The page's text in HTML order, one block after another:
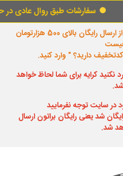
سفارشات طبق روال عادی در حال
توجه مهم : حتما برای بهره مندی از ارسال رایگان بالای 500 هزارتومان
نکنید کرایه برای شما لحاظ خواهد
در سایت توجه نفرمایید
شد یعنی رایگان براتون ارسال
شد.